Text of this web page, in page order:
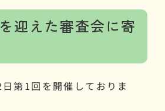
迎えた審査会に寄
第1回を開催しておりま